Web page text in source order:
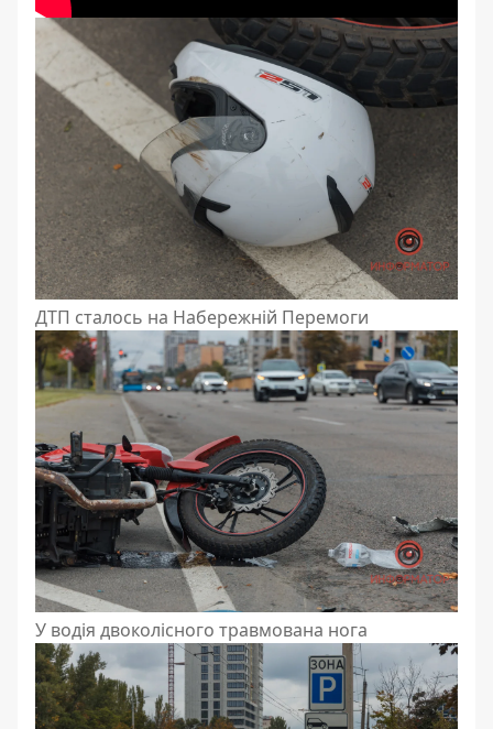
ДТП сталось на Набережній Перемоги
У водія двоколісного травмована нога